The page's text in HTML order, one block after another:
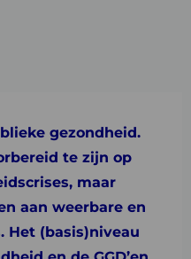
gezondheid.
te zijn op
maar
aan weerbare en
Het (basis)niveau